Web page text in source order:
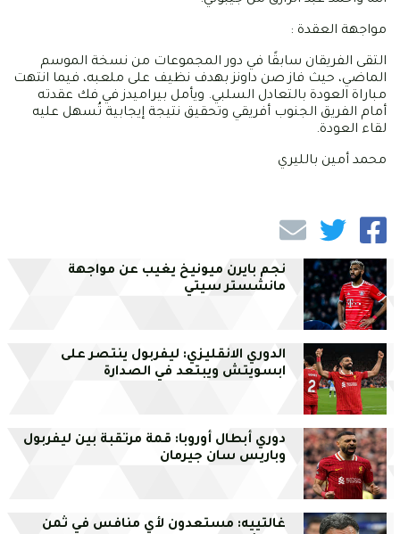
مواجهة العقدة :
التقى الفريقان سابقًا في دور المجموعات من نسخة الموسم
الماضي، حيث فاز صن داونز بهدف نظيف على ملعبه، فيما انتهت
مباراة العودة بالتعادل السلبي. ويأمل بيراميدز في فك عقدته
أمام الفريق الجنوب أفريقي وتحقيق نتيجة إيجابية تُسهل عليه
لقاء العودة.
محمد أمين بالليري
نجم بايرن ميونيخ يغيب عن مواجهة
مانشستر سيتي
الدوري الانقليزي: ليفربول ينتصر على
ابسويتش ويبتعد في الصدارة
دوري أبطال أوروبا: قمة مرتقبة بين ليفربول
وباريس سان جيرمان
غالتييه: مستعدون لأي منافس في ثمن